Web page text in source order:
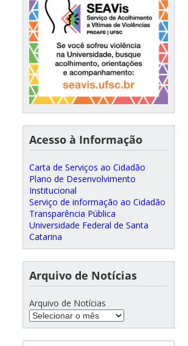
Acesso à Informação
Carta de Serviços ao Cidadão
Plano de Desenvolvimento
Institucional
Serviço de informação ao Cidadão
Transparência Pública
Universidade Federal de Santa
Catarina
Arquivo de Notícias
Arquivo de Notícias